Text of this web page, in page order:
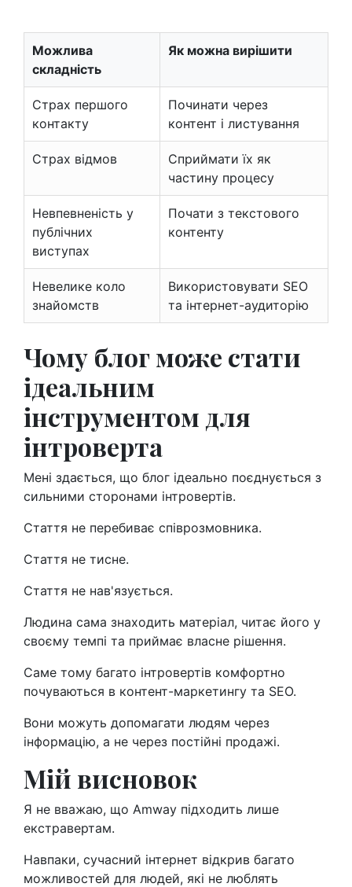
Можлива
складність
Як можна вирішити
Страх першого
контакту
Починати через
контент і листування
Страх відмов
Сприймати їх як
частину процесу
Невпевненість у
публічних
виступах
Почати з текстового
контенту
Невелике коло
знайомств
Використовувати SEO
та інтернет-аудиторію
Чому блог може стати
ідеальним
інструментом для
інтроверта
Мені здається, що блог ідеально поєднується з
сильними сторонами інтровертів.
Стаття не перебиває співрозмовника.
Стаття не тисне.
Стаття не нав'язується.
Людина сама знаходить матеріал, читає його у
своєму темпі та приймає власне рішення.
Саме тому багато інтровертів комфортно
почуваються в контент-маркетингу та SEO.
Вони можуть допомагати людям через
інформацію, а не через постійні продажі.
Мій висновок
Я не вважаю, що Amway підходить лише
екстравертам.
Навпаки, сучасний інтернет відкрив багато
можливостей для людей, які не люблять